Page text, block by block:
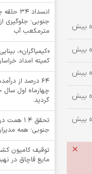
انسداد
مترمکعب آب
کمیته امداد
64 درصد از
چهارماه اول
گردید.
تحقق
جنوبی؛ همه
مایع قاچاق در